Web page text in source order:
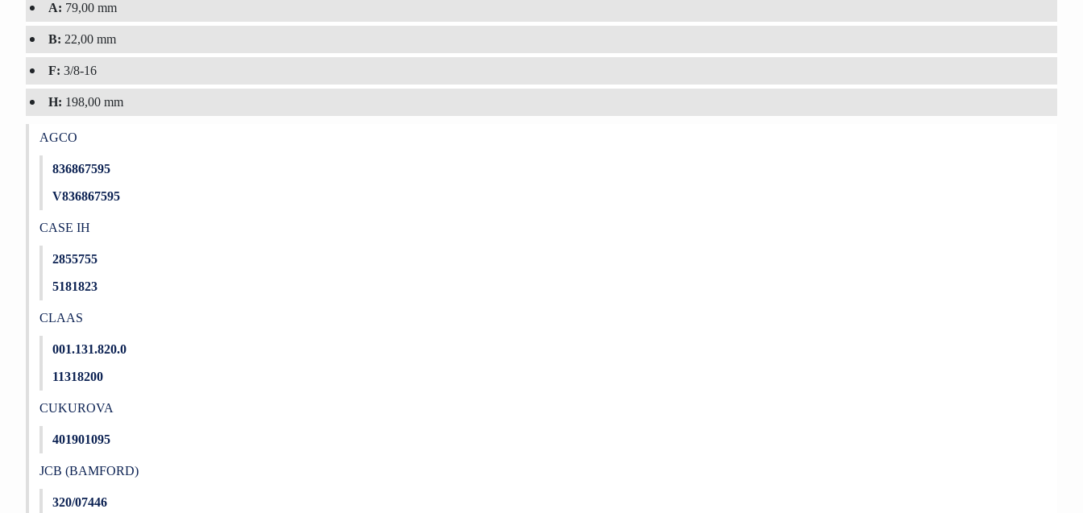
A: 79,00 mm
B: 22,00 mm
F: 3/8-16
H: 198,00 mm
AGCO
836867595
V836867595
CASE IH
2855755
5181823
CLAAS
001.131.820.0
11318200
CUKUROVA
401901095
JCB (BAMFORD)
320/07446